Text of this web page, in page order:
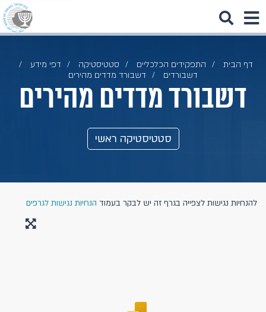
דף הבית התפקידים הכלכליים סטטיסטיקה
דפי מידע
דשבורדים
דשבורד מדדים מהירים
דשבורד מדדים מהירים
סטטיסטיקה ראשי
להנחיות נגישות לצפייה בגרף זה יש לבקר בעמוד הנחיות נגישות לגרפים